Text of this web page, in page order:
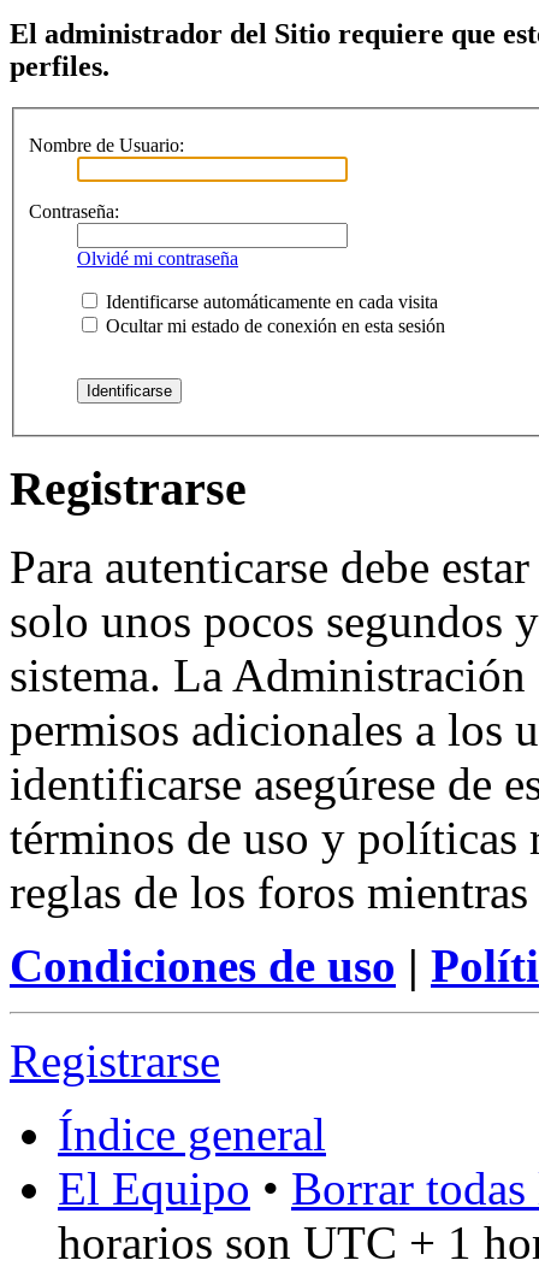
El administrador del Sitio requiere que
perfiles.
Nombre de Usuario:
Contraseña:
Olvidé mi contraseña
Identificarse automáticamente en cada visita
Ocultar mi estado de conexión en esta sesión
Registrarse
Para autenticarse debe
solo unos pocos segundos
sistema. La
permisos adicionales a los
identificarse asegúrese de
términos de uso y políticas
reglas de los foros
Condiciones de uso |
Registrarse
Índice general
El Equipo • Borrar
horarios son UTC + 1